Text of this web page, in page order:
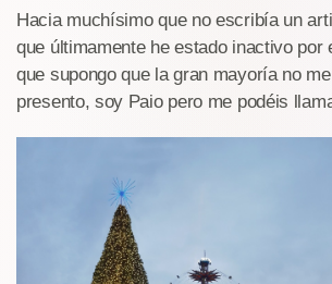
Hacia muchísimo que no escribía un
que últimamente he estado inactivo por
que supongo que la gran mayoría no
presento, soy Paio pero me podéis